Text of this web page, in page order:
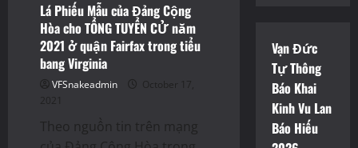
Lá Phiếu Mẫu của Đảng Cộng
Hòa cho TỔNG TUYỂN CỬ năm
2021 ở quận Fairfax trong tiểu
bang Virginia
VFSnakeadmin
October 17,
2021
Theo nguồn tin trên mạng
Vạn Đức
Tự Thông
Báo Khai
Kinh Vu Lan
Báo Hiếu